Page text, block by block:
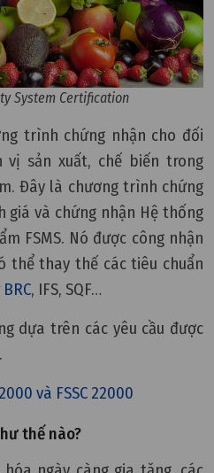
System Certification
trình chứng nhận cho đối
sản xuất, chế biến trong
Đây là chương trình chứng
giá và chứng nhận Hệ thống
FSMS. Nó được công nhận
thể thay thế các tiêu chuẩn
BRC, IFS, SQF…
dựa trên các yêu cầu được
và FSSC 22000
thế nào?